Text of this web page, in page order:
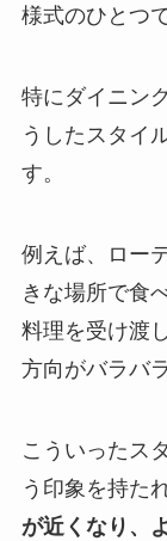
様式のひとつで
特にダイニン
うしたスタイ
す。
例えば、ロー
きな場所で食
料理を受け渡
方向がバラバ
こういったス
う印象を持た
が近くなり、